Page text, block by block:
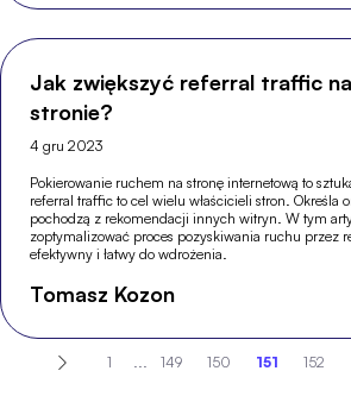
Jak zwiększyć referral traffic
stronie?
4 gru 2023
Pokierowanie ruchem na stronę internetową to
referral traffic to cel wielu właścicieli stron. Określa
pochodzą z rekomendacji innych witryn. W tym
zoptymalizować proces pozyskiwania ruchu przez
efektywny i łatwy do wdrożenia.
Tomasz Kozon
1 ... 149 150 151 152